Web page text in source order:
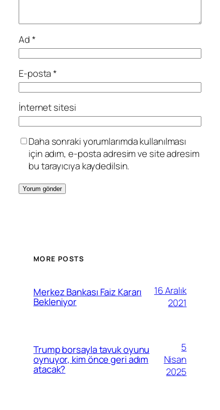
Ad*
E-posta*
İnternet sitesi
Daha sonraki yorumlarımda kullanılması
için adım, e-posta adresim ve site adresim
bu tarayıcıya kaydedilsin.
MORE POSTS
Merkez Bankası Faiz Kararı
Bekleniyor
16 Aralık
2021
Trump borsayla tavuk oyunu
oynuyor, kim önce geri adım
atacak?
5
Nisan
2025